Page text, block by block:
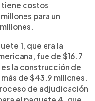
tiene costos
para un
1, que era la
fue de $16.7
la construcción de
de $43.9 millones.
de adjudicación